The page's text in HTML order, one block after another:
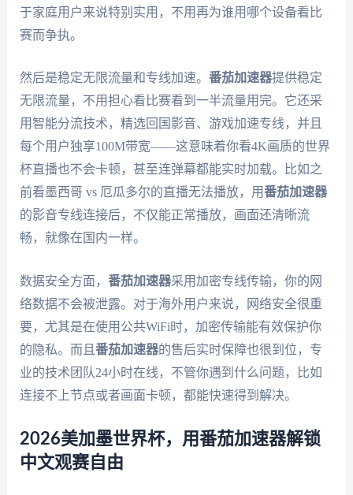
于家庭用户来说特别实用，不用再为谁用哪个设备看比
赛而争执。
然后是稳定无限流量和专线加速。 番茄加速器提供稳定
无限流量，不用担心看比赛看到一半流量用完。它还采
用智能分流技术，精选回国影音、游戏加速专线，并且
每个用户独享100M带宽——这意味着你看4K画质的世界
杯直播也不会卡顿，甚至连弹幕都能实时加载。比如之
前看墨西哥 vs 厄瓜多尔的直播无法播放，用番茄加速器
的影音专线连接后，不仅能正常播放，画面还清晰流
畅，就像在国内一样。
数据安全方面， 番茄加速器采用加密专线传输，你的网
络数据不会被泄露。对于海外用户来说，网络安全很重
要，尤其是在使用公共WiFi时，加密传输能有效保护你
的隐私。而且 番茄加速器的售后实时保障也很到位，专
业的技术团队24小时在线，不管你遇到什么问题，比如
连接不上节点或者画面卡顿，都能快速得到解决。
2026美加墨世界杯，用番茄加速器解锁
中文观赛自由